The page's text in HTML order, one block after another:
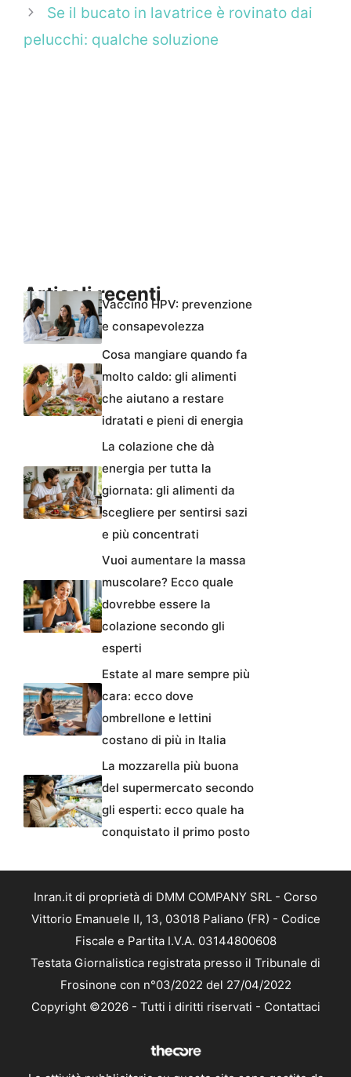
Se il bucato in lavatrice è rovinato dai
pelucchi: qualche soluzione
Articoli recentiVaccino HPV: prevenzione
e consapevolezza
Cosa mangiare quando fa
molto caldo: gli alimenti
che aiutano a restare
idratati e pieni di energia
La colazione che dà
energia per tutta la
giornata: gli alimenti da
scegliere per sentirsi sazi
e più concentrati
Vuoi aumentare la massa
muscolare? Ecco quale
dovrebbe essere la
colazione secondo gli
esperti
Estate al mare sempre più
cara: ecco dove
ombrellone e lettini
costano di più in Italia
La mozzarella più buona
del supermercato secondo
gli esperti: ecco quale ha
conquistato il primo posto
Inran.it di proprietà di DMM COMPANY SRL - Corso
Vittorio Emanuele II, 13, 03018 Paliano (FR) - Codice
Fiscale e Partita I.V.A. 03144800608
Testata Giornalistica registrata presso il Tribunale di
Frosinone con n°03/2022 del 27/04/2022
Copyright ©2026 - Tutti i diritti riservati - Contattaci